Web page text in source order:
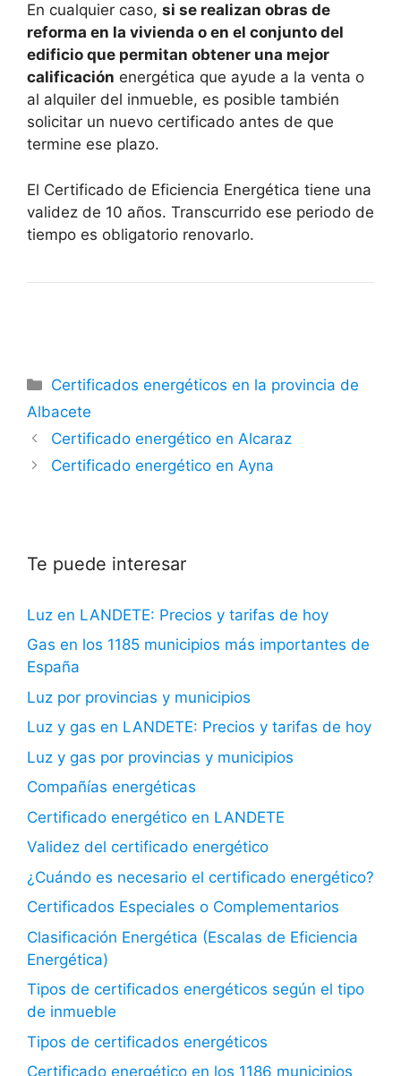
En cualquier caso, si se realizan obras de
reforma en la vivienda o en el conjunto del
edificio que permitan obtener una mejor
calificación energética que ayude a la venta o
al alquiler del inmueble, es posible también
solicitar un nuevo certificado antes de que
termine ese plazo.
El Certificado de Eficiencia Energética tiene una
validez de 10 años. Transcurrido ese periodo de
tiempo es obligatorio renovarlo.
Categorías
Certificados energéticos en la provincia de
Albacete
Certificado energético en Alcaraz
Certificado energético en Ayna
Te puede interesar
Luz en LANDETE: Precios y tarifas de hoy
Gas en los 1185 municipios más importantes de
España
Luz por provincias y municipios
Luz y gas en LANDETE: Precios y tarifas de hoy
Luz y gas por provincias y municipios
Compañías energéticas
Certificado energético en LANDETE
Validez del certificado energético
¿Cuándo es necesario el certificado energético?
Certificados Especiales o Complementarios
Clasificación Energética (Escalas de Eficiencia
Energética)
Tipos de certificados energéticos según el tipo
de inmueble
Tipos de certificados energéticos
Certificado energético en los 1186 municipios